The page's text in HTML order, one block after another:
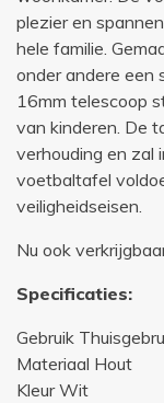
plezier en
hele familie.
onder andere een
16mm telescoop
van kinderen. De
verhouding en zal
voetbaltafel
veiligheidseisen.
Nu ook
Specificaties:
Gebruik
Materiaal Hout
Kleur Wit